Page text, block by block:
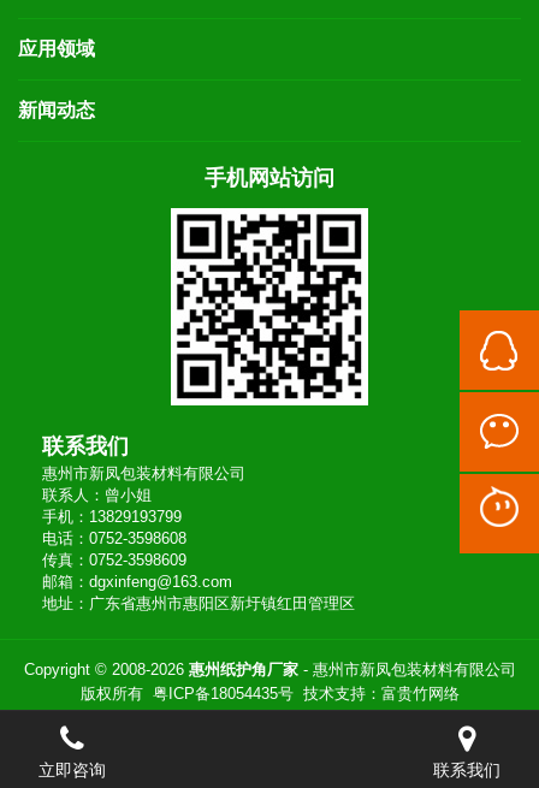
应用领域
新闻动态
手机网站访问
联系我们
惠州市新凤包装材料有限公司
联系人：曾小姐
手机：13829193799
电话：0752-3598608
传真：0752-3598609
邮箱：dgxinfeng@163.com
地址：广东省惠州市惠阳区新圩镇红田管理区
Copyright © 2008-2026 惠州纸护角厂家- 惠州市新凤包装材料有限公司
版权所有 粤ICP备18054435号技术支持： 富贵竹网络
立即咨询 联系我们